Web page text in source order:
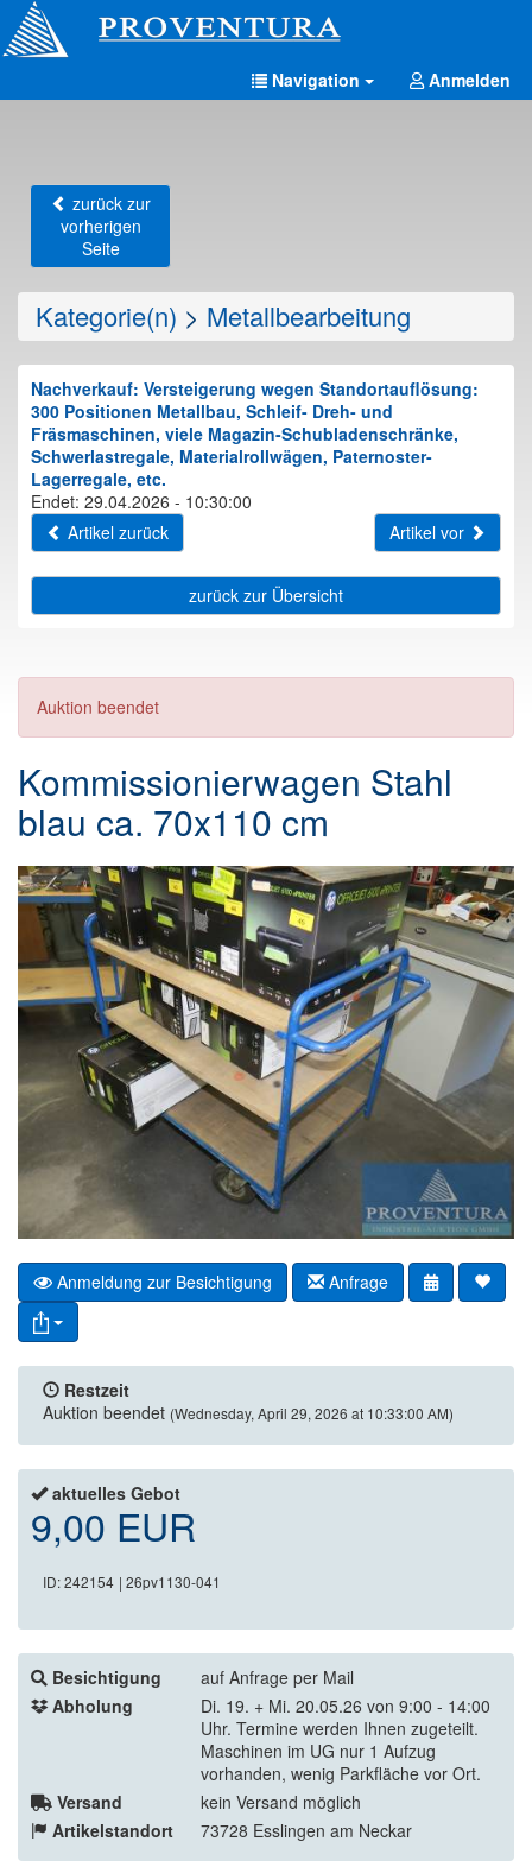
Navigation Anmelden
zurück zur
vorherigen
Seite
Kategorie(n) > Metallbearbeitung
Nachverkauf: Versteigerung wegen Standortauflösung:
300 Positionen Metallbau, Schleif- Dreh- und
Fräsmaschinen, viele Magazin-Schubladenschränke,
Schwerlastregale, Materialrollwägen, Paternoster-
Lagerregale, etc.
Endet: 29.04.2026 - 10:30:00
Artikel zurück
Artikel vor
zurück zur Übersicht
Auktion beendet
Kommissionierwagen Stahl
blau ca. 70x110 cm
Anmeldung zur Besichtigung Anfrage
Restzeit
Auktion beendet (Wednesday, April 29, 2026 at 10:33:00 AM)
aktuelles Gebot
9,00 EUR
ID: 242154 | 26pv1130-041
Besichtigung
auf Anfrage per Mail
Abholung
Di. 19. + Mi. 20.05.26 von 9:00 - 14:00
Uhr. Termine werden Ihnen zugeteilt.
Maschinen im UG nur 1 Aufzug
vorhanden, wenig Parkfläche vor Ort.
Versand
kein Versand möglich
Artikelstandort
73728 Esslingen am Neckar